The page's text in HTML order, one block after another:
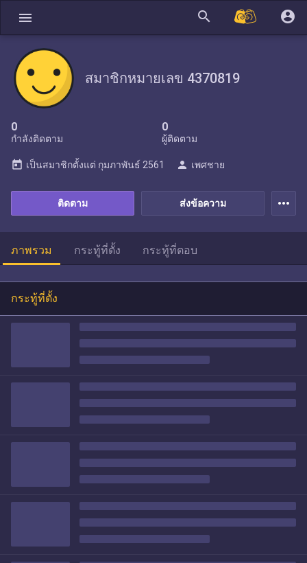
menu search account_circle
สมาชิกหมายเลข 4370819
0
กำลังติดตาม
0
ผู้ติดตาม
ส่งข้อความ
ติดตาม
today เป็นสมาชิกตั้งแต่ กุมภาพันธ์ 2561 person เพศชาย
more_horiz
ภาพรวม กระทู้ที่ตั้ง กระทู้ที่ตอบ
กระทู้ที่ตั้ง